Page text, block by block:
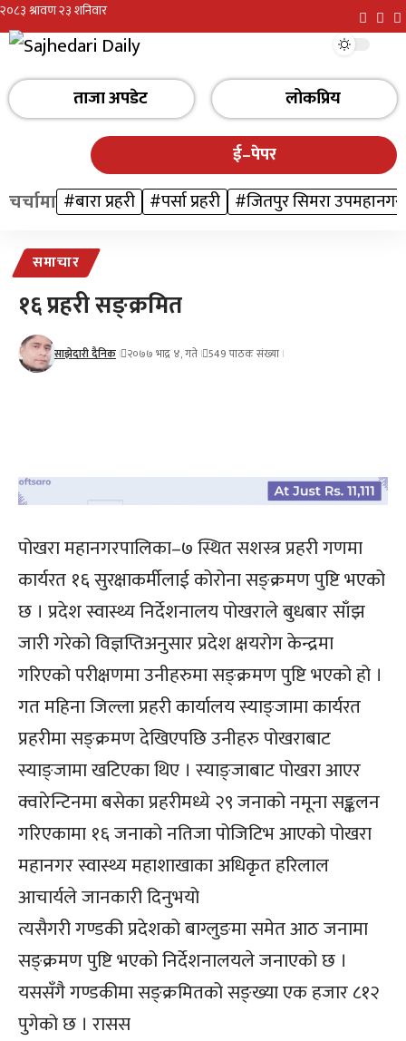
ताजा अपडेट
लोकप्रिय
ई–पेपर
चर्चामा #बारा प्रहरी #पर्सा प्रहरी #जितपुर सिमरा
समाचार
१६ प्रहरी सङ्क्रमित
साझेदारी दैनिक २०७७ भाद्र ४, गते 549 पाठक संख्या
पोखरा महानगरपालिका–७ स्थित सशस्त्र प्रहरी गणमा
कार्यरत १६ सुरक्षाकर्मीलाई कोरोना सङ्क्रमण पुष्टि भएको
छ । प्रदेश स्वास्थ्य निर्देशनालय पोखराले बुधबार साँझ
जारी गरेको विज्ञप्तिअनुसार प्रदेश क्षयरोग केन्द्रमा
गरिएको परीक्षणमा उनीहरुमा सङ्क्रमण पुष्टि भएको हो ।
गत महिना जिल्ला प्रहरी कार्यालय स्याङ्जामा कार्यरत
प्रहरीमा सङ्क्रमण देखिएपछि उनीहरु पोखराबाट
स्याङ्जामा खटिएका थिए । स्याङ्जाबाट पोखरा आएर
क्वारेन्टिनमा बसेका प्रहरीमध्ये २९ जनाको नमूना सङ्कलन
गरिएकामा १६ जनाको नतिजा पोजिटिभ आएको पोखरा
महानगर स्वास्थ्य महाशाखाका अधिकृत हरिलाल
आचार्यले जानकारी दिनुभयो
त्यसैगरी गण्डकी प्रदेशको बाग्लुङमा समेत आठ जनामा
सङ्क्रमण पुष्टि भएको निर्देशनालयले जनाएको छ ।
यससँगै गण्डकीमा सङ्क्रमितको सङ्ख्या एक हजार ८१२
पुगेको छ । रासस